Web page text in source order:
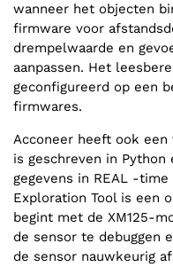
wanneer het objecten
firmware voor
drempelwaarde en
aanpassen. Het
geconfigureerd op een
firmwares.
Acconeer heeft ook
is geschreven in
gegevens in REAL -
Exploration Tool is een
begint met de XM125-
de sensor te debuggen
de sensor nauwkeurig